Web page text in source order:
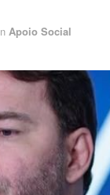
Apoio Social